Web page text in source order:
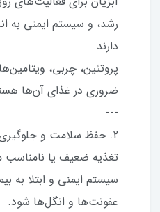
رشد، و سیستم ایمنی به
دارند.
پروتئین، چربی،
ضروری در غذای آن‌ها
---
2. حفظ سلامت و جلوگیری از بیماری‌ها
تغذیه ضعیف یا
سیستم ایمنی و ابتلا به
عفونت‌ها و انگل‌ها شود.